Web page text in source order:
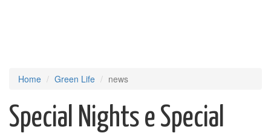
Home Green Life news
Special Nights e Special